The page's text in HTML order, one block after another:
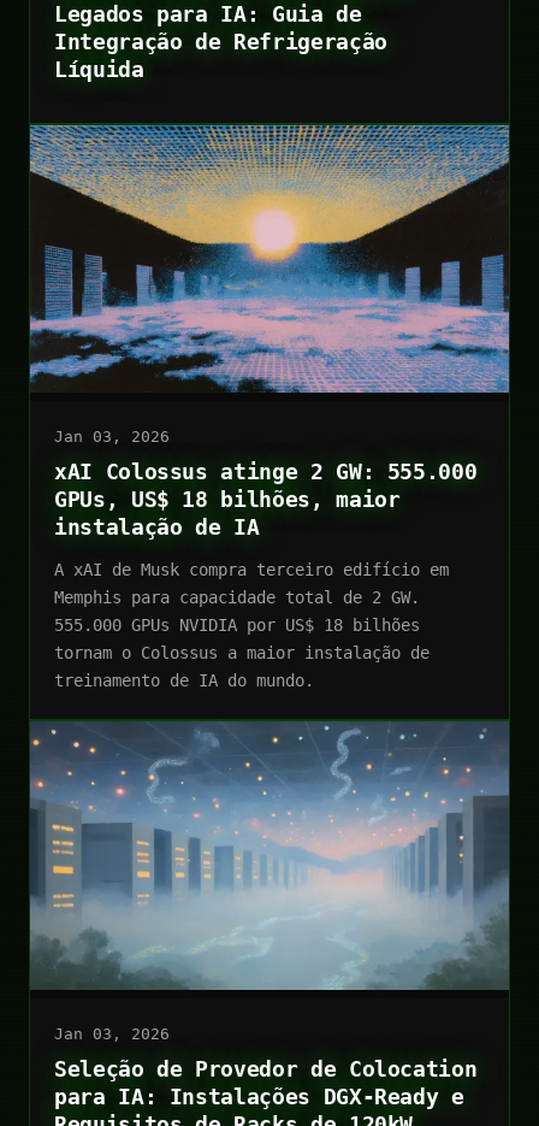
Legados para IA: Guia de
Integração de Refrigeração
Líquida
Jan 03, 2026
xAI Colossus atinge 2 GW: 555.000
GPUs, US$ 18 bilhões, maior
instalação de IA
A xAI de Musk compra terceiro edifício em
Memphis para capacidade total de 2 GW.
555.000 GPUs NVIDIA por US$ 18 bilhões
tornam o Colossus a maior instalação de
treinamento de IA do mundo.
Jan 03, 2026
Seleção de Provedor de Colocation
para IA: Instalações DGX-Ready e